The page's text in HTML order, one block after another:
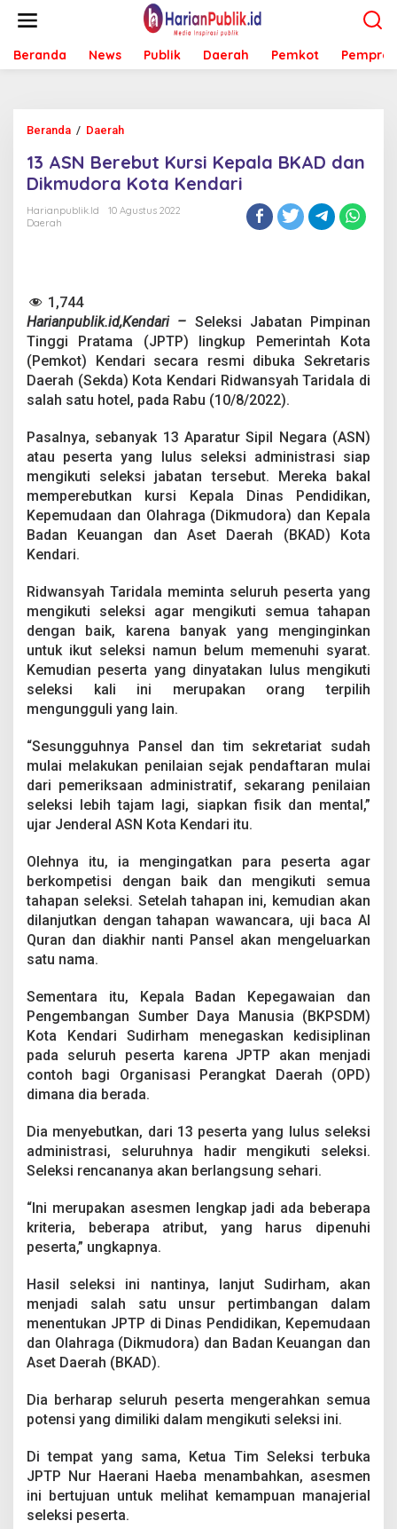
t
Beranda News Publik Daerah Pemkot Pemprov
Beranda / Daerah
A
S
N
B
K
u
r
s
i
K
p
l
a
B
K
A
D
n
D
k
m
u
o
K
o
t
a
K
e
d
a
r
13 ASN Berebut Kursi Kepala BKAD dan
Dikmudora Kota Kendari
Harianpublik.id
10 Agustus 2022
Daerah
1,744
Harianpublik.id,Kendari – Seleksi Jabatan Pimpinan
Tinggi Pratama (JPTP) lingkup Pemerintah Kota
(Pemkot) Kendari secara resmi dibuka Sekretaris
Daerah (Sekda) Kota Kendari Ridwansyah Taridala di
salah satu hotel, pada Rabu (10/8/2022).
Pasalnya, sebanyak 13 Aparatur Sipil Negara (ASN)
atau peserta yang lulus seleksi administrasi siap
mengikuti seleksi jabatan tersebut. Mereka bakal
memperebutkan kursi Kepala Dinas Pendidikan,
Kepemudaan dan Olahraga (Dikmudora) dan Kepala
Badan Keuangan dan Aset Daerah (BKAD) Kota
Kendari.
Ridwansyah Taridala meminta seluruh peserta yang
mengikuti seleksi agar mengikuti semua tahapan
dengan baik, karena banyak yang menginginkan
untuk ikut seleksi namun belum memenuhi syarat.
Kemudian peserta yang dinyatakan lulus mengikuti
seleksi kali ini merupakan orang terpilih
mengungguli yang lain.
“Sesungguhnya Pansel dan tim sekretariat sudah
mulai melakukan penilaian sejak pendaftaran mulai
dari pemeriksaan administratif, sekarang penilaian
seleksi lebih tajam lagi, siapkan fisik dan mental,”
ujar Jenderal ASN Kota Kendari itu.
Olehnya itu, ia mengingatkan para peserta agar
berkompetisi dengan baik dan mengikuti semua
tahapan seleksi. Setelah tahapan ini, kemudian akan
dilanjutkan dengan tahapan wawancara, uji baca Al
Quran dan diakhir nanti Pansel akan mengeluarkan
satu nama.
Sementara itu, Kepala Badan Kepegawaian dan
Pengembangan Sumber Daya Manusia (BKPSDM)
Kota Kendari Sudirham menegaskan kedisiplinan
pada seluruh peserta karena JPTP akan menjadi
contoh bagi Organisasi Perangkat Daerah (OPD)
dimana dia berada.
Dia menyebutkan, dari 13 peserta yang lulus seleksi
administrasi, seluruhnya hadir mengikuti seleksi.
Seleksi rencananya akan berlangsung sehari.
“Ini merupakan asesmen lengkap jadi ada beberapa
kriteria, beberapa atribut, yang harus dipenuhi
peserta,” ungkapnya.
Hasil seleksi ini nantinya, lanjut Sudirham, akan
menjadi salah satu unsur pertimbangan dalam
menentukan JPTP di Dinas Pendidikan, Kepemudaan
dan Olahraga (Dikmudora) dan Badan Keuangan dan
Aset Daerah (BKAD).
Dia berharap seluruh peserta mengerahkan semua
potensi yang dimiliki dalam mengikuti seleksi ini.
Di tempat yang sama, Ketua Tim Seleksi terbuka
JPTP Nur Haerani Haeba menambahkan, asesmen
ini bertujuan untuk melihat kemampuan manajerial
seleksi peserta.